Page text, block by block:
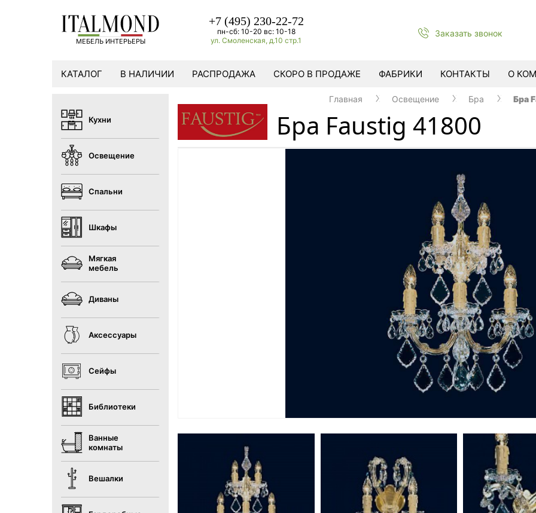
МЕБЕЛЬ ИНТЕРЬЕРЫ
+7 (495) 230-22-72
пн-сб: 10-20 вс: 10-18
ул. Смоленская, д.10 стр.1
Заказать звонок
КАТАЛОГ В НАЛИЧИИ РАСПРОДАЖА СКОРО В ПРОДАЖЕ ФАБРИКИ КОНТАКТЫ О
Кухни
Освещение
Спальни
Шкафы
Мягкая
мебель
Диваны
Аксессуары
Сейфы
Библиотеки
Ванные
комнаты
Вешалки
Главная Освещение Бра Бра
Бра Faustig 41800